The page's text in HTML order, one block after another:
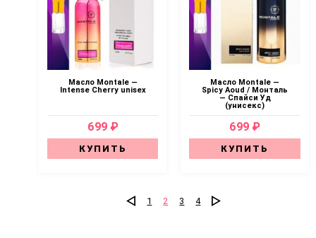
Масло Montale —
Intense Cherry unisex
699 ₽
КУПИТЬ
Масло Montale —
Spicy Aoud / Монталь
— Спайси Уд
(унисекс)
699 ₽
КУПИТЬ
1 2 3 4